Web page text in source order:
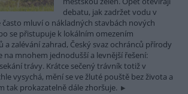
debatu, jak zadržet vodu v
často mluví o nákladných stavbách nových
se přistupuje k lokálním omezením
a zalévání zahrad, Český svaz ochránců přírody
na mnohem jednodušší a levnější řešení:
trávy. Krátce sečený trávník totiž v
vysychá, mění se ve žluté pouště bez života a
tak prokazatelně dále zhoršuje.